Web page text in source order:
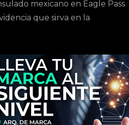
mexicano en Eagle Pass
que sirva en la